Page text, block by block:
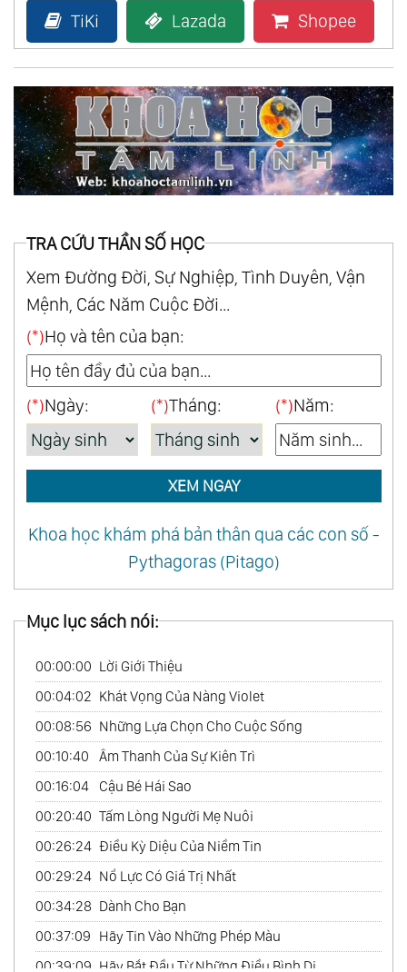
TiKi
Lazada Shopee
TRA CỨU THẦN SỐ HỌC
Xem Đường Đời, Sự Nghiệp, Tình Duyên, Vận
Mệnh, Các Năm Cuộc Đời...
(*)Họ và tên của bạn:
(*)Ngày: (*)Tháng: (*)Năm:
XEM NGAY
Khoa học khám phá bản thân qua các con số -
Pythagoras (Pitago)
Mục lục sách nói:
00:00:00 Lời Giới Thiệu
00:04:02 Khát Vọng Của Nàng Violet
00:08:56 Những Lựa Chọn Cho Cuộc Sống
00:10:40
Âm Thanh Của Sự Kiên Trì
00:16:04
Cậu Bé Hái Sao
00:20:40 Tấm Lòng Người Mẹ Nuôi
00:26:24 Điều Kỳ Diệu Của Niềm Tin
00:29:24 Nổ Lực Có Giá Trị Nhất
00:34:28 Dành Cho Bạn
00:37:09 Hãy Tin Vào Những Phép Màu
00:39:09 Hãy Bắt Đầu Từ Những Điều Bình Dị